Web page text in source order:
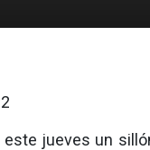
este jueves un